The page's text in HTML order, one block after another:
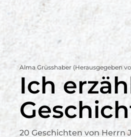
Alma Grüsshaber (Herausgegeben
Ich
20 Geschichten von Herrn